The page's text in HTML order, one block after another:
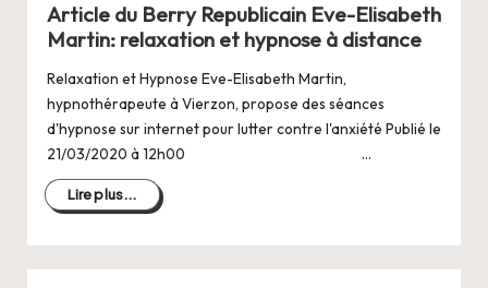
Article du Berry Republicain Eve-Elisabeth
Martin: relaxation et hypnose à distance
Relaxation et Hypnose Eve-Elisabeth Martin,
hypnothérapeute à Vierzon, propose des séances
d'hypnose sur internet pour lutter contre l'anxiété Publié le
21/03/2020 à 12h00 …
Lire plus...